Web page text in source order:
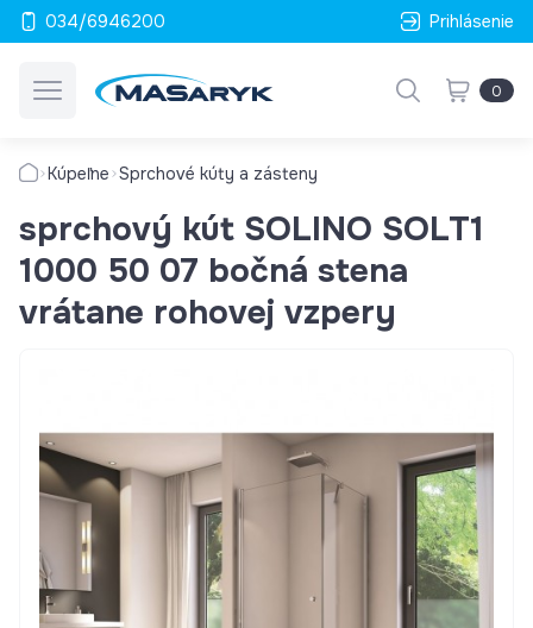
034/6946200 Prihlásenie
0
Kúpeľne Sprchové kúty a zásteny
sprchový kút SOLINO SOLT1
1000 50 07 bočná stena
vrátane rohovej vzpery